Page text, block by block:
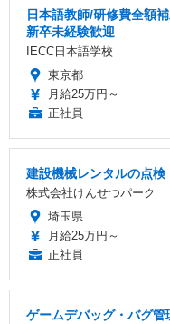
日本語教師/研修費全額
新卒未経験歓迎
IECC日本語学校
東京都
月給25万円～
正社員
建設機械レンタルの点
株式会社けんせつパーク
埼玉県
月給25万円～
正社員
ゲームデバッグ・バグ